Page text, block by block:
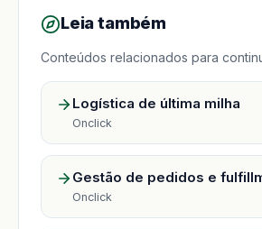
Leia também
Conteúdos relacionados para
Logística de última milha
Onclick
Gestão de pedidos e
Onclick